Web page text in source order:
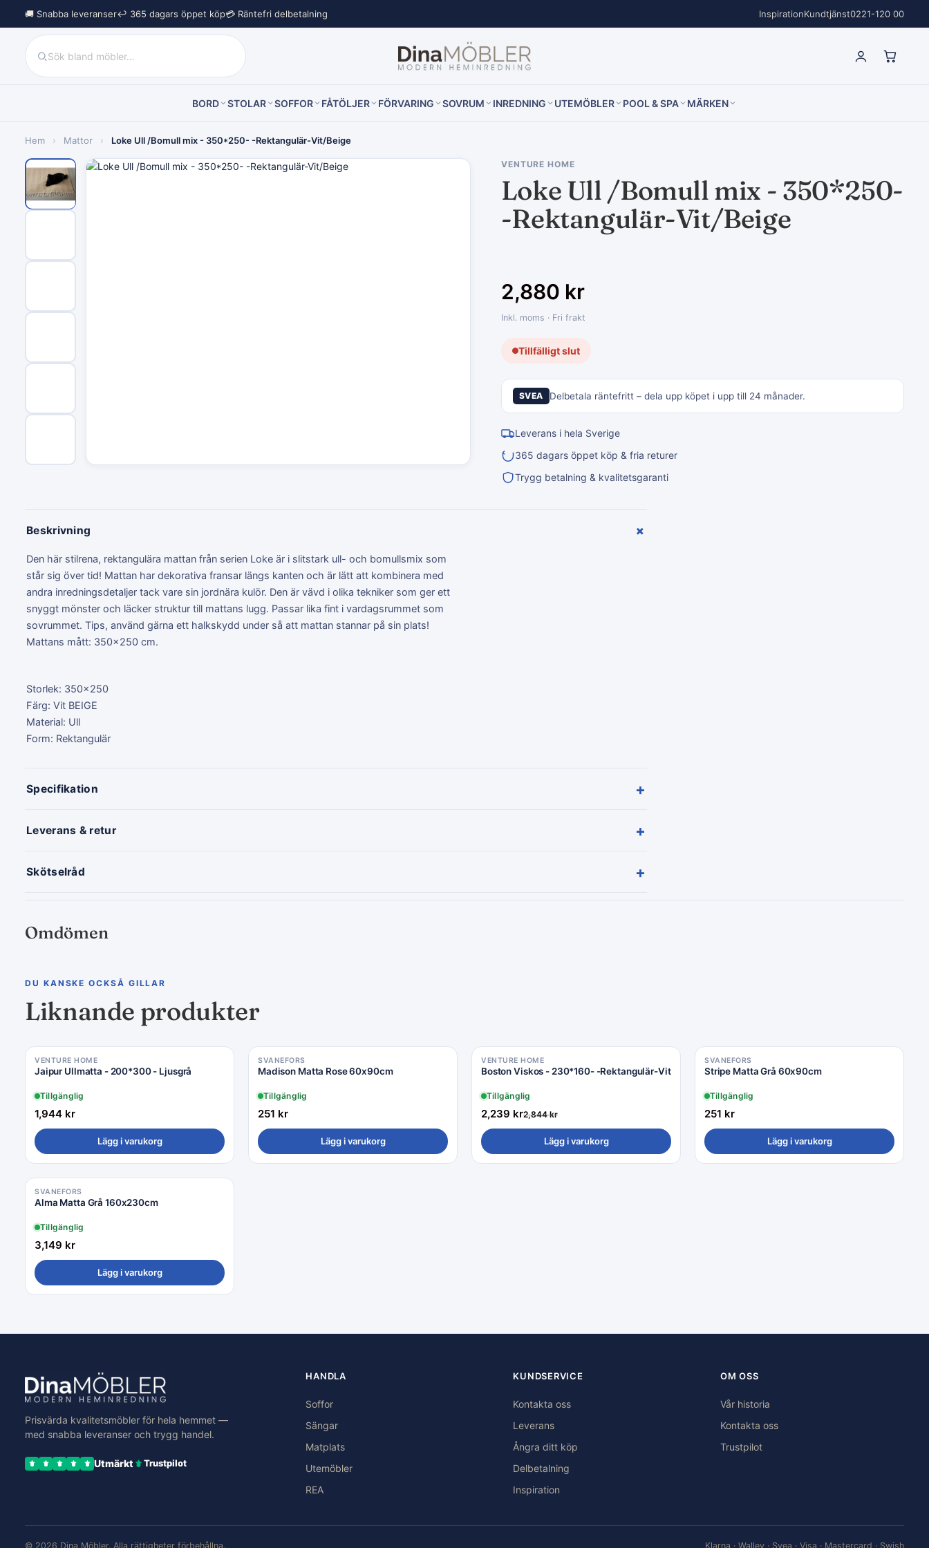
🚚 Snabba leveranser↩︎ 365 dagars öppet köp💳 Räntefri delbetalning InspirationKundtjänst0221-120 00
BORD STOLAR SOFFOR FÅTÖLJER FÖRVARING SOVRUM INREDNING UTEMÖBLER POOL & SPA MÄRKEN
Hem › Mattor › Loke Ull /Bomull mix - 350*250- -Rektangulär-Vit/Beige
VENTURE HOME
Loke Ull /Bomull mix - 350*250-
-Rektangulär-Vit/Beige
2,880 kr
Inkl. moms · Fri frakt
Tillfälligt slut
SVEA Delbetala räntefritt – dela upp köpet i upp till 24 månader.
Leverans i hela Sverige
365 dagars öppet köp & fria returer
Trygg betalning & kvalitetsgaranti
Beskrivning +
Den här stilrena, rektangulära mattan från serien Loke är i slitstark ull- och bomullsmix som
står sig över tid! Mattan har dekorativa fransar längs kanten och är lätt att kombinera med
andra inredningsdetaljer tack vare sin jordnära kulör. Den är vävd i olika tekniker som ger ett
snyggt mönster och läcker struktur till mattans lugg. Passar lika fint i vardagsrummet som
sovrummet. Tips, använd gärna ett halkskydd under så att mattan stannar på sin plats!
Mattans mått: 350x250 cm.
Storlek: 350x250
Färg: Vit BEIGE
Material: Ull
Form: Rektangulär
Specifikation +
Leverans & retur +
Skötselråd +
Omdömen
DU KANSKE OCKSÅ GILLAR
Liknande produkter
VENTURE HOME
Jaipur Ullmatta - 200*300 - Ljusgrå
Tillgänglig
1,944 kr
Lägg i varukorg
SVANEFORS
Madison Matta Rose 60x90cm
Tillgänglig
251 kr
Lägg i varukorg
Rea −21%
VENTURE HOME
Boston Viskos - 230*160- -Rektangulär-Vit
Tillgänglig
2,239 kr2,844kr
Lägg i varukorg
SVANEFORS
Stripe Matta Grå 60x90cm
Tillgänglig
251 kr
Lägg i varukorg
SVANEFORS
Alma Matta Grå 160x230cm
Tillgänglig
3,149 kr
Lägg i varukorg
Prisvärda kvalitetsmöbler för hela hemmet —
med snabba leveranser och trygg handel.
Utmärkt Trustpilot
HANDLA
Soffor
Sängar
Matplats
Utemöbler
REA
KUNDSERVICE
Kontakta oss
Leverans
Ångra ditt köp
Delbetalning
Inspiration
OM OSS
Vår historia
Kontakta oss
Trustpilot
© 2026 Dina Möbler. Alla rättigheter förbehållna. Klarna · Walley · Svea · Visa · Mastercard · Swish